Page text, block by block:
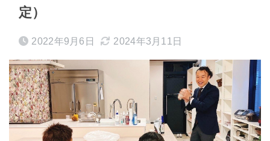
定）
2022年9月6日 2024年3月11日